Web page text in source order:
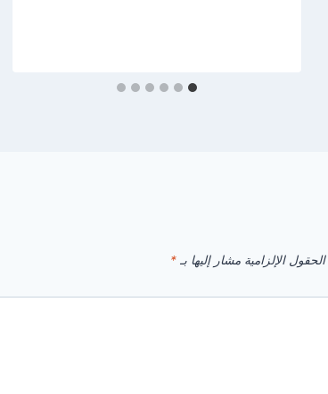
الحقول الإلزامية مشار إليها بـ *